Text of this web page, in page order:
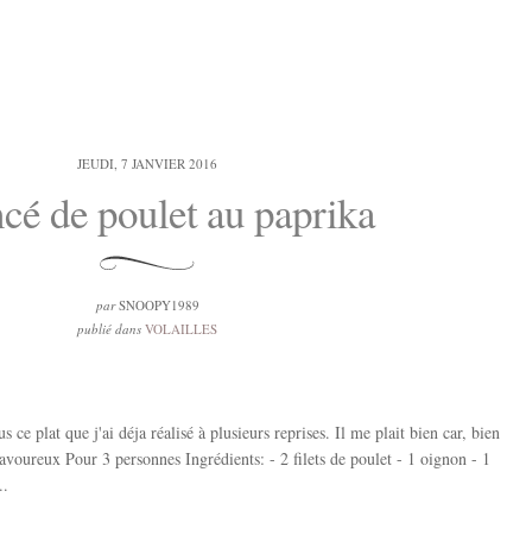
JEUDI, 7 JANVIER 2016
de poulet au paprika
parSNOOPY1989
publié dans VOLAILLES
ce plat que j'ai déja réalisé à plusieurs reprises. Il me plait bien car, bien
Pour 3 personnes Ingrédients: - 2 filets de poulet - 1 oignon - 1